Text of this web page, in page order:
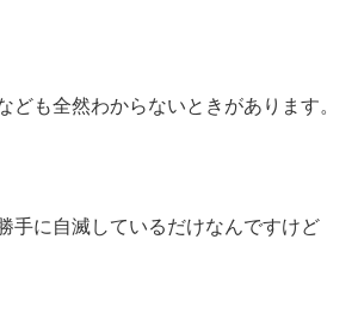
ども全然わからないときがあります。
手に自滅しているだけなんですけど